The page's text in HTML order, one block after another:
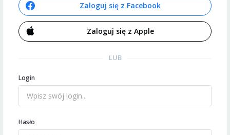
Zaloguj się z Facebook
Zaloguj się z Apple
LUB
Login
Hasło